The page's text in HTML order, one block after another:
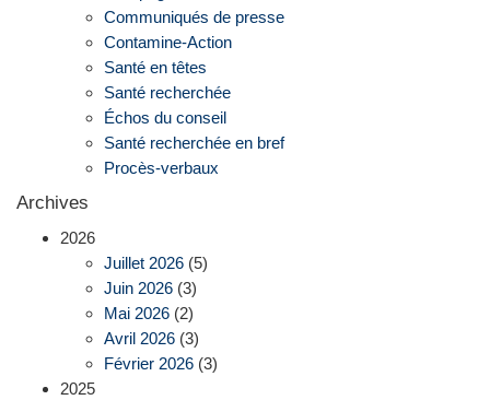
Communiqués de presse
Contamine-Action
Santé en têtes
Santé recherchée
Échos du conseil
Santé recherchée en bref
Procès-verbaux
Archives
2026
Juillet 2026 (5)
Juin 2026 (3)
Mai 2026 (2)
Avril 2026 (3)
Février 2026 (3)
2025